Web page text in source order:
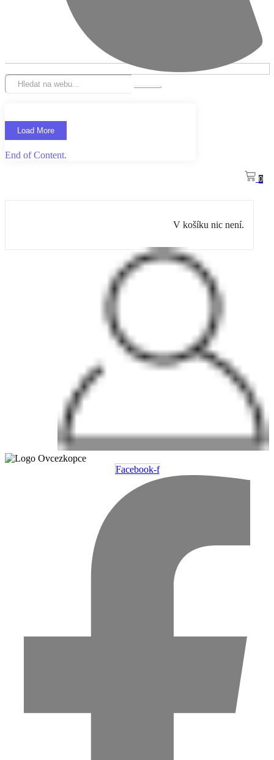
Load More
End of Content.
0
V košíku nic není.
Facebook-f